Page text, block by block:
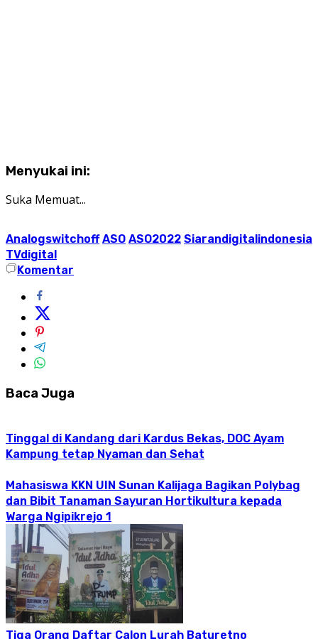
Menyukai ini:
Suka Memuat...
Analogswitchoff ASO ASO2022 Siarandigitalindonesia
TVdigital
Komentar
Baca Juga
Tinggal di Kandang dari Kardus Bekas, DOC Ayam
Kampung tetap Nyaman dan Sehat
Mahasiswa KKN UIN Sunan Kalijaga Bagikan Polybag
dan Bibit Tanaman Sayuran Hortikultura kepada
Warga Ngipikrejo 1
Tiga Orang Daftar Calon Lurah Baturetno